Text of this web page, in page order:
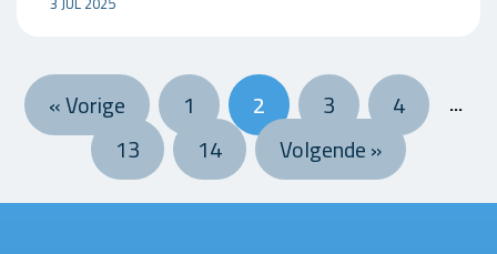
« Vorige 1 2 3 4 …
13 14 Volgende »